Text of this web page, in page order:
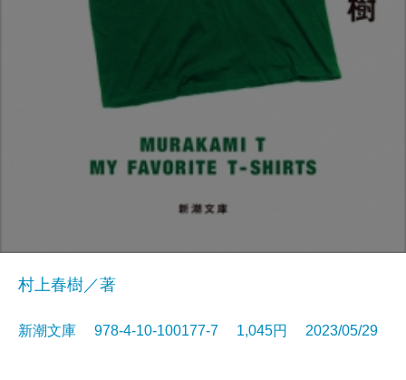
村上春樹／著
新潮文庫 978-4-10-100177-7 1,045円 2023/05/29